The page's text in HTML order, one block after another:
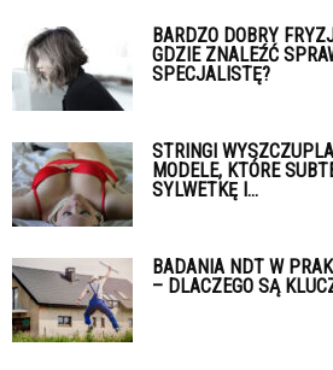
BARDZO DOBRY
GDZIE ZNALEŹĆ
SPECJALISTĘ?
STRINGI
MODELE, KTÓRE
SYLWETKĘ I...
BADANIA NDT W
– DLACZEGO SĄ